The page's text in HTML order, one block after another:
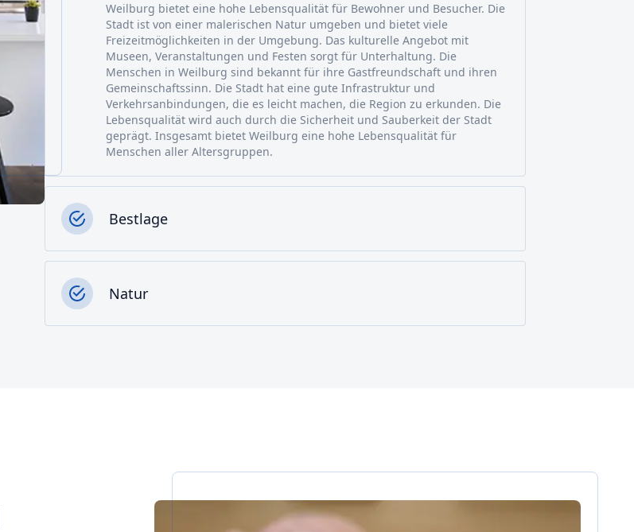
Weilburg bietet eine hohe Lebensqualität für Bewohner und Besucher. Die
Stadt ist von einer malerischen Natur umgeben und bietet viele
Freizeitmöglichkeiten in der Umgebung. Das kulturelle Angebot mit
Museen, Veranstaltungen und Festen sorgt für Unterhaltung. Die
Menschen in Weilburg sind bekannt für ihre Gastfreundschaft und ihren
Gemeinschaftssinn. Die Stadt hat eine gute Infrastruktur und
Verkehrsanbindungen, die es leicht machen, die Region zu erkunden. Die
Lebensqualität wird auch durch die Sicherheit und Sauberkeit der Stadt
geprägt. Insgesamt bietet Weilburg eine hohe Lebensqualität für
Menschen aller Altersgruppen.
Bestlage
Natur